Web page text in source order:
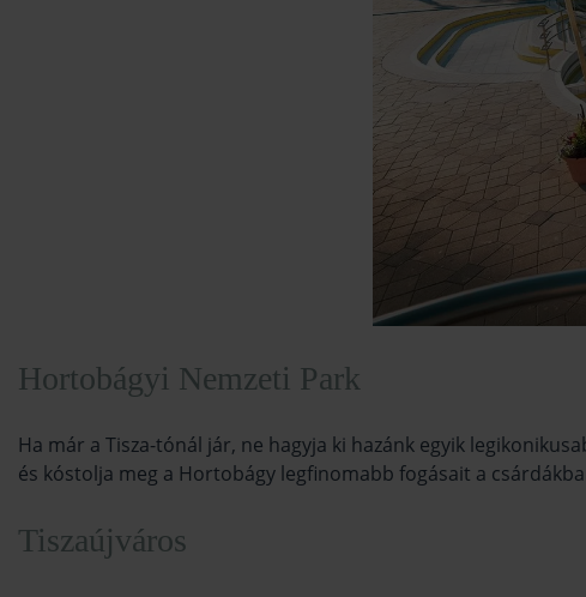
Hortobágyi Nemzeti Park
Ha már a Tisza-tónál jár, ne hagyja ki hazánk egyik
és kóstolja meg a Hortobágy legfinomabb fogásait a
Tiszaújváros